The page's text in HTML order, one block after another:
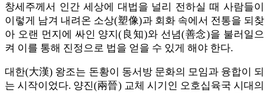
창세주께서 인간 세상에 대법을 널리 전하실 때 사람들이
이렇게 남겨 내려온 소상(塑像)과 회화 속에서 전통을 되찾
아 오랜 먼지에 싸인 양지(良知)와 선념(善念)을 불러일으
켜 이를 통해 진정으로 법을 얻을 수 있게 해야 한다.
대한(大漢) 왕조는 돈황이 동서방 문화의 모임과 융합이 되
는 시작이었다. 양진(兩晉) 교체 시기인 오호십육국 시대의